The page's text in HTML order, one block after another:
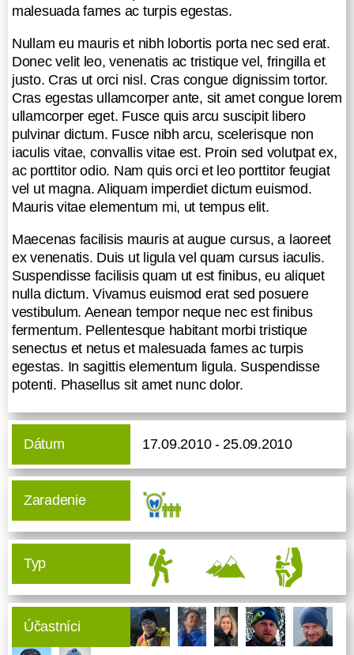
ullamcorper ante, sit amet congue
lorem ullamcorper eget. Fusce quis
arcu suscipit libero pulvinar dictum.
Fusce nibh arcu, scelerisque non
iaculis vitae, convallis vitae est.
Proin sed volutpat ex, ac porttitor
odio. Nam quis orci et leo porttitor
feugiat vel ut magna. Aliquam
imperdiet dictum euismod. Mauris
vitae elementum mi, ut tempus elit.
Maecenas facilisis mauris at augue
cursus, a laoreet ex venenatis. Duis
ut ligula vel quam cursus iaculis.
Suspendisse facilisis quam ut est
finibus, eu aliquet nulla dictum.
Vivamus euismod erat sed posuere
vestibulum. Aenean tempor neque
nec est finibus fermentum.
Pellentesque habitant morbi tristique
senectus et netus et malesuada
fames ac turpis egestas. In sagittis
potenti. Phasellus sit amet nunc
dolor.
malesuada fames ac turpis egestas.
Nullam eu mauris et nibh lobortis porta nec sed erat.
Donec velit leo, venenatis ac tristique vel, fringilla et
justo. Cras ut orci nisl. Cras congue dignissim tortor.
Cras egestas ullamcorper ante, sit amet congue lorem
ullamcorper eget. Fusce quis arcu suscipit libero
pulvinar dictum. Fusce nibh arcu, scelerisque non
iaculis vitae, convallis vitae est. Proin sed volutpat ex,
ac porttitor odio. Nam quis orci et leo porttitor feugiat
vel ut magna. Aliquam imperdiet dictum euismod.
Mauris vitae elementum mi, ut tempus elit.
Maecenas facilisis mauris at augue cursus, a laoreet
ex venenatis. Duis ut ligula vel quam cursus iaculis.
Suspendisse facilisis quam ut est finibus, eu aliquet
nulla dictum. Vivamus euismod erat sed posuere
vestibulum. Aenean tempor neque nec est finibus
fermentum. Pellentesque habitant morbi tristique
senectus et netus et malesuada fames ac turpis
egestas. In sagittis elementum ligula. Suspendisse
potenti. Phasellus sit amet nunc dolor.
Dátum 17.09.2010 - 25.09.2010
Zaradenie
Typ
Účastníci